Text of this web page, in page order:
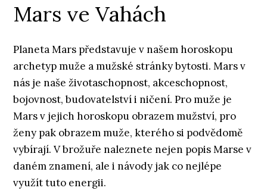
Mars ve Vahách
Planeta Mars představuje v našem horoskopu
archetyp muže a mužské stránky bytosti. Mars v
nás je naše životaschopnost, akceschopnost,
bojovnost, budovatelství i ničení. Pro muže je
Mars v jejich horoskopu obrazem mužství, pro
ženy pak obrazem muže, kterého si podvědomě
vybírají. V brožuře naleznete nejen popis Marse v
daném znamení, ale i návody jak co nejlépe
využít tuto energii.